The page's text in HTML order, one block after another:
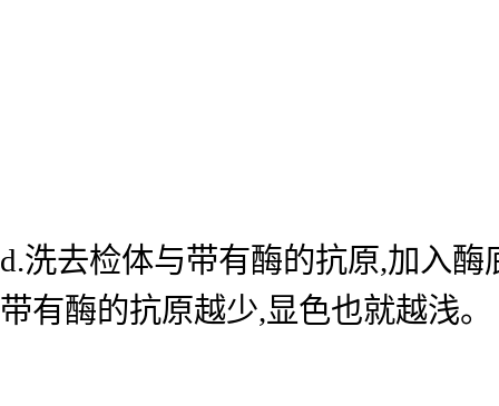
d.洗去检体与带有酶的抗原,加入
带有酶的抗原越少,显色也就越浅。